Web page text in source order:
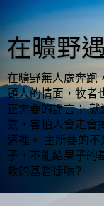
在曠野
在曠野無人處奔跑
顧人的情面，牧者
正需要的諍言；
氣，害怕人會走會
這裡。 主所要的
子，不能結果子的
救的基督徒嗎?